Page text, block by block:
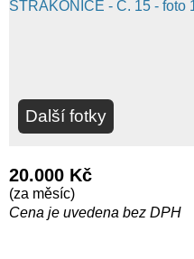
Další fotky
20.000 Kč
(za měsíc)
Cena je uvedena bez DPH